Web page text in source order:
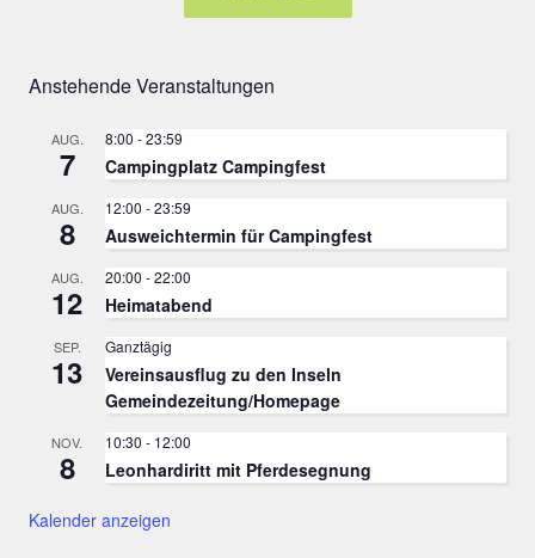
Post:
Anstehende Veranstaltungen
AUG.
7
8:00 -23:59
Campingplatz Campingfest
AUG.
8
12:00 -23:59
Ausweichtermin für Campingfest
AUG.
12
20:00 -22:00
Heimatabend
SEP.
13
Ganztägig
Vereinsausflug zu den Inseln
Gemeindezeitung/Homepage
NOV.
8
10:30 - 12:00
Leonhardiritt mit Pferdesegnung
Kalender anzeigen